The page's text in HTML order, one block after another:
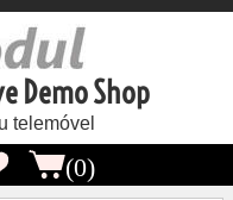
Demo Shop
telemóvel
(0)